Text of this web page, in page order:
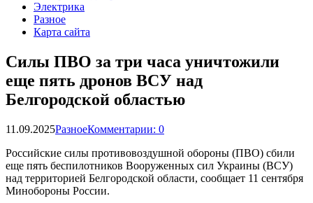
Электрика
Разное
Карта сайта
Силы ПВО за три часа уничтожили
еще пять дронов ВСУ над
Белгородской областью
11.09.2025РазноеКомментарии: 0
Российские силы противовоздушной обороны (ПВО) сбили
еще пять беспилотников Вооруженных сил Украины (ВСУ)
над территорией Белгородской области, сообщает 11 сентября
Минобороны России.